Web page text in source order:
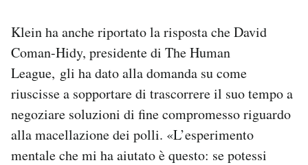
Klein ha anche riportato la risposta che David
Coman-Hidy, presidente di The Human
League, gli ha dato alla domanda su come
riuscisse a sopportare di trascorrere il suo tempo a
negoziare soluzioni di fine compromesso riguardo
alla macellazione dei polli. «L’esperimento
mentale che mi ha aiutato è questo: se potessi